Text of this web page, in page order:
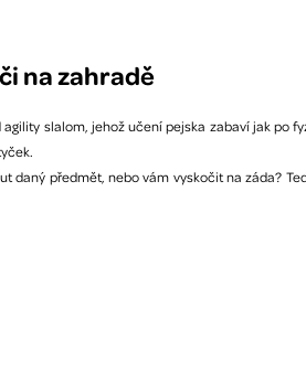
na zahradě
slalom, jehož učení pejska zabaví jak po
daný předmět, nebo vám vyskočit na záda?